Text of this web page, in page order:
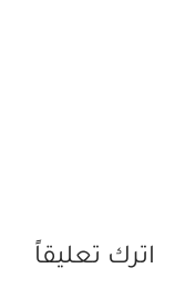
اترك تعليقاً